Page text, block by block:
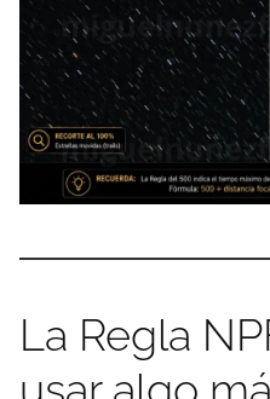
La Regla